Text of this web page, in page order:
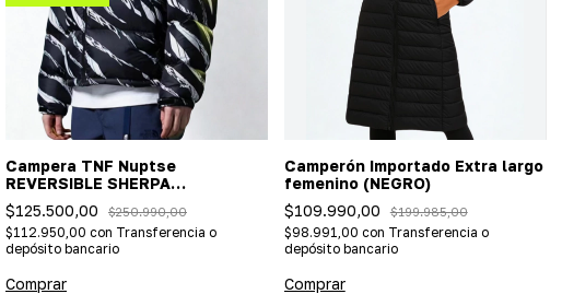
Campera TNF Nuptse
REVERSIBLE SHERPA
(importada)
$125.500,00 $250.990,00
$112.950,00 con Transferencia o
depósito bancario
Comprar
Camperón Importado Extra largo
femenino (NEGRO)
$109.990,00
$199.985,00
$98.991,00 con Transferencia o
depósito bancario
Comprar